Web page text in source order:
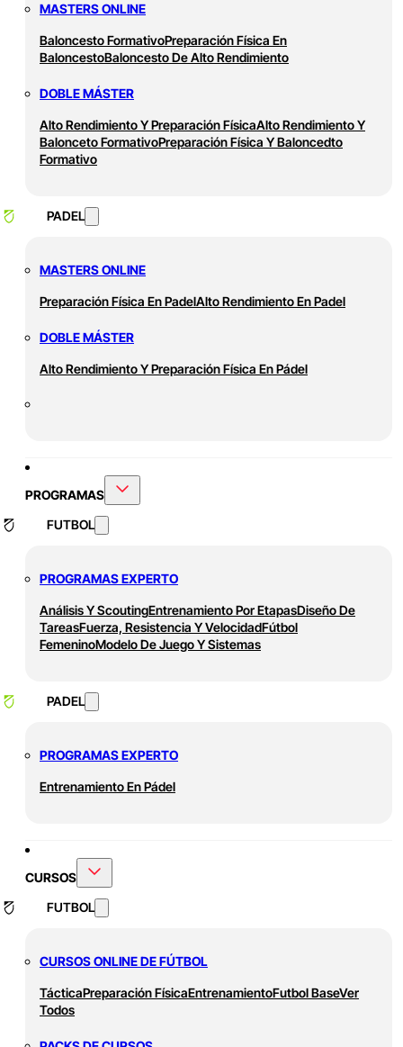
MASTERS ONLINE
Baloncesto FormativoPreparación Física En
BaloncestoBaloncesto De Alto Rendimiento
DOBLE MÁSTER
Alto Rendimiento Y Preparación FísicaAlto Rendimiento Y
Balonceto FormativoPreparación Física Y Baloncedto
Formativo
PADEL
MASTERS ONLINE
Preparación Física En PadelAlto Rendimiento En Padel
DOBLE MÁSTER
Alto Rendimiento Y Preparación Física En Pádel
PROGRAMAS
FUTBOL
PROGRAMAS EXPERTO
Análisis Y ScoutingEntrenamiento Por EtapasDiseño De
TareasFuerza, Resistencia Y VelocidadFútbol
FemeninoModelo De Juego Y Sistemas
PADEL
PROGRAMAS EXPERTO
Entrenamiento En Pádel
CURSOS
FUTBOL
CURSOS ONLINE DE FÚTBOL
TácticaPreparación FísicaEntrenamientoFutbol BaseVer
Todos